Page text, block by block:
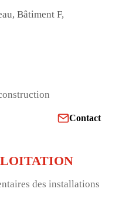
Bâtiment F,
Contact
des installations